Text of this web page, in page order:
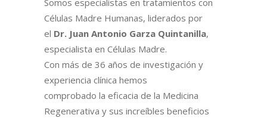
Células Madre Humanas, liderados por
el Dr. Juan Antonio Garza Quintanilla,
especialista en Células Madre.
Con más de 36 años de investigación y
experiencia clínica hemos
comprobado la eficacia de la Medicina
Regenerativa y sus increíbles beneficios